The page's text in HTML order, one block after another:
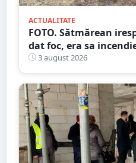
ACTUALITATE
FOTO. Sătmărean
dat foc, era sa
3 august 2026